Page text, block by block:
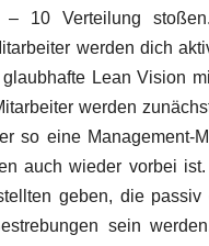
10 Verteilung
werden dich
Lean Vision
werden
so eine Management-
auch wieder vorbei
geben, die passiv
sein